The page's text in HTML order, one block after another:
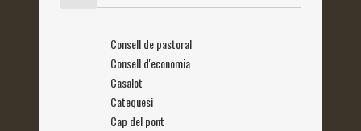
Consell de pastoral
Consell d'economia
Casalot
Catequesi
Cap del pont